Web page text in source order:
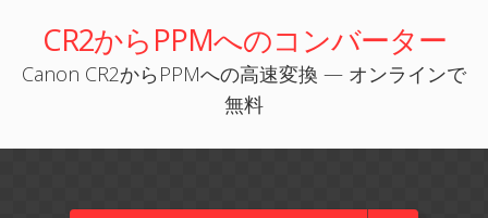
CR2からPPMへのコンバーター
Canon CR2からPPMへの高速変換 — オンラインで
無料